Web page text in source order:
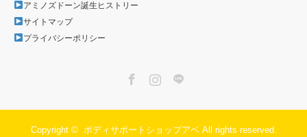
アミノズドーン誕生ヒストリー
サイトマップ
プライバシーポリシー
Copyright © ボディサポートショップアベAll rights reserved.